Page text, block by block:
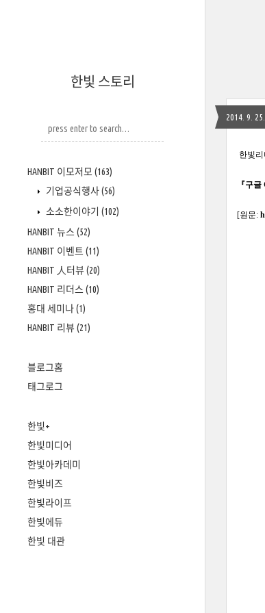
한빛 스토리
HANBIT 이모저모 (163)
기업공식행사(56)
소소한이야기 (102)
HANBIT 뉴스 (52)
HANBIT 이벤트 (11)
HANBIT 人터뷰 (20)
HANBIT 리더스 (10)
홍대 세미나(1)
HANBIT 리뷰 (21)
블로그홈
태그로그
한빛+
한빛미디어
한빛아카데미
한빛비즈
한빛라이프
한빛에듀
한빛 대관
2014. 9.
한빛
『구
[원문: